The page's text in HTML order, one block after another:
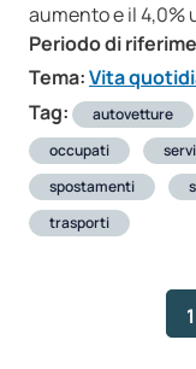
aumento e il 4,0%
Periodo di
Tema:Vita
Tag:
autovetture
occupati
spostamenti
trasporti
1